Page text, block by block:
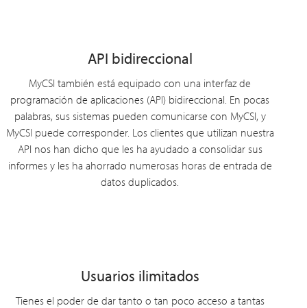
API bidireccional
MyCSI también está equipado con una interfaz de
programación de aplicaciones (API) bidireccional. En pocas
palabras, sus sistemas pueden comunicarse con MyCSI, y
MyCSI puede corresponder. Los clientes que utilizan nuestra
API nos han dicho que les ha ayudado a consolidar sus
informes y les ha ahorrado numerosas horas de entrada de
datos duplicados.
Usuarios ilimitados
Tienes el poder de dar tanto o tan poco acceso a tantas